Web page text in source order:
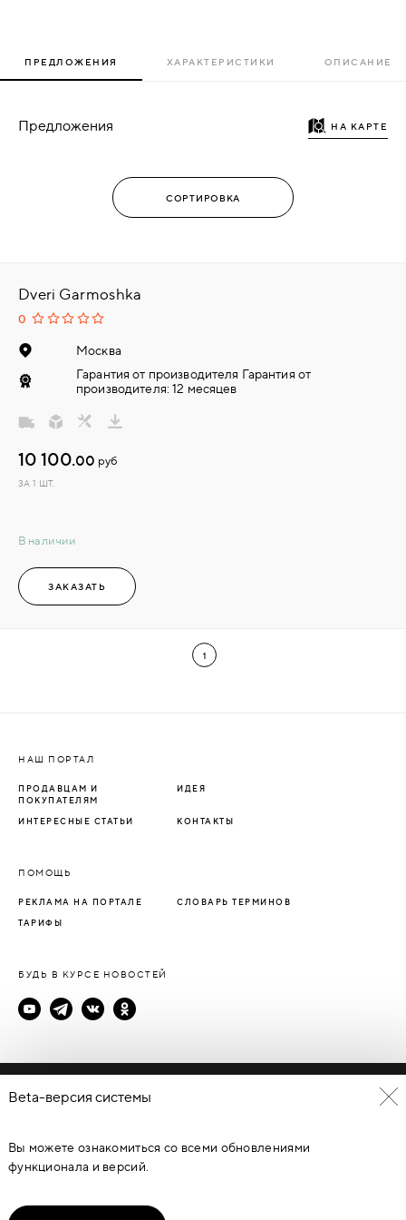
ПРЕДЛОЖЕНИЯ ХАРАКТЕРИСТИКИ ОПИСАНИЕ
Предложения НА КАРТЕ
Dveri Garmoshka
0
Москва
Гарантия от производителя Гарантия от
производителя: 12 месяцев
В наличии
10 100.00 руб
ЗА 1 ШТ.
ЗАКАЗАТЬ
1
НАШ ПОРТАЛ
ПРОДАВЦАМ И
ПОКУПАТЕЛЯМ
ИДЕЯ
ИНТЕРЕСНЫЕ СТАТЬИ КОНТАКТЫ
ПОМОЩЬ
РЕКЛАМА НА ПОРТАЛЕ СЛОВАРЬ ТЕРМИНОВ
ТАРИФЫ
БУДЬ В КУРСЕ НОВОСТЕЙ
Политика конфиденциальности
© Каталог дверей - DverProf, 2021-2026Материалы сайта
являются объектами авторского права. Запрещается
копирование, распространение, любое использование
ФЕДЕРАЦИИ ОТ 09.07.93Г. №5351-1 “ОБ АВТОРСКОМ ПРАВЕ И
Beta-версия системы
Вы можете ознакомиться со всеми обновлениями
функционала и версий.